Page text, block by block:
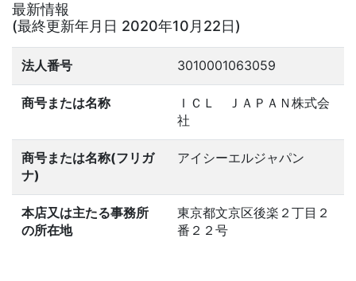
最新情報
(最終更新年月日 2020年10月22日)
法人番号 3010001063059
商号または名称
ＩＣＬ ＪＡＰＡＮ株式会
社
商号または名称(フリガ
ナ)
アイシーエルジャパン
本店又は主たる事務所
の所在地
東京都文京区後楽２丁目２
番２２号